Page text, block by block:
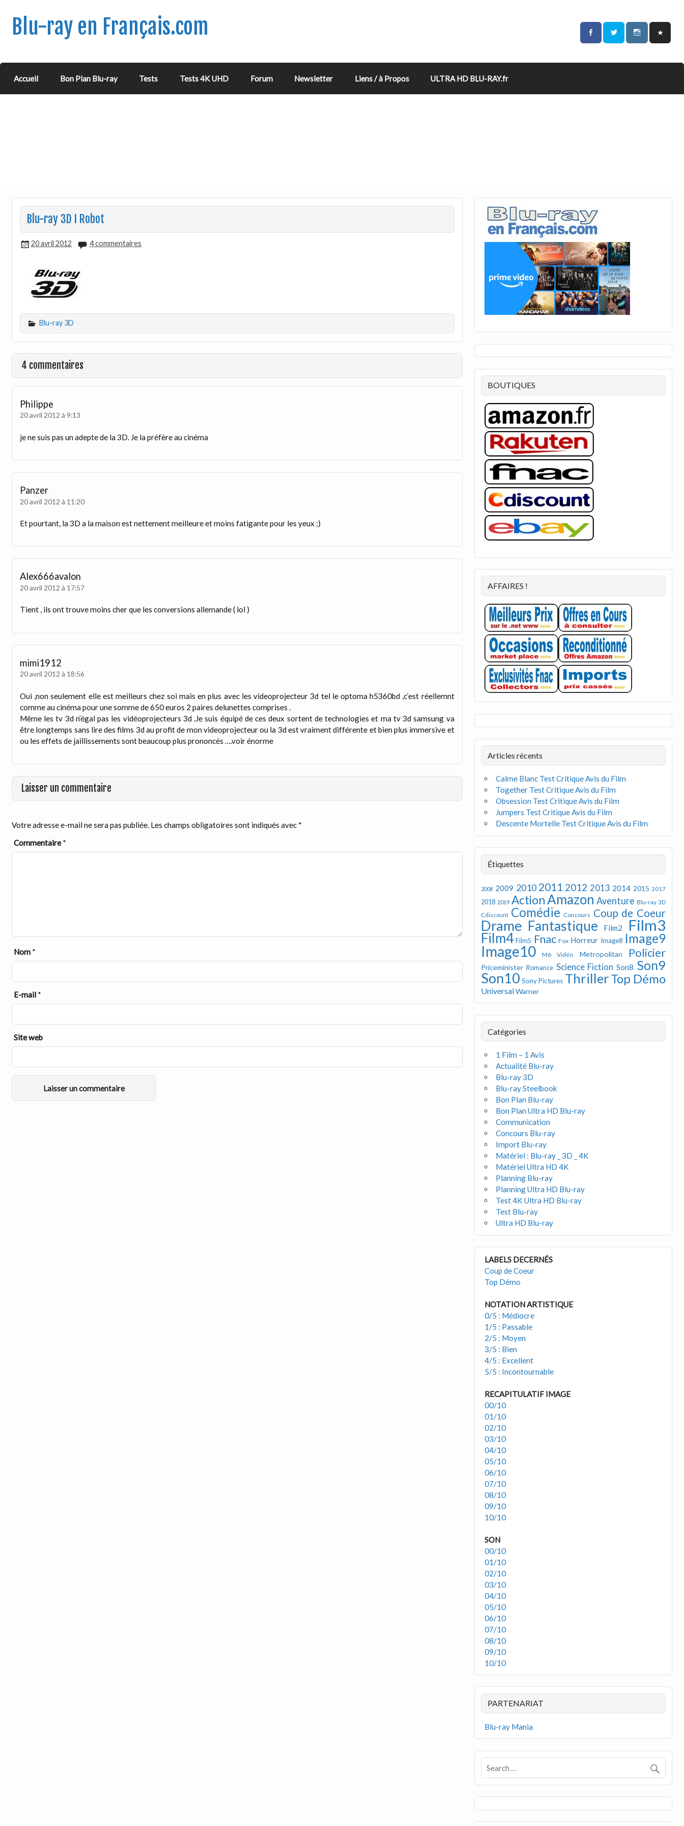
Blu-ray en Français.com
Accueil Bon Plan Blu-ray Tests Tests 4K UHD Forum Newsletter Liens / à Propos ULTRA HD BLU-RAY.fr
Blu-ray 3D I Robot
20 avril 2012 4 commentaires
Blu-ray 3D
4 commentaires
Philippe
20 avril 2012 à 9:13
je ne suis pas un adepte de la 3D. Je la préfère au cinéma
Panzer
20 avril 2012 à 11:20
Et pourtant, la 3D a la maison est nettement meilleure et moins fatigante pour les yeux ;)
Alex666avalon
20 avril 2012 à 17:57
Tient , ils ont trouve moins cher que les conversions allemande ( lol )
mimi1912
20 avril 2012 à 18:56
Oui ,non seulement elle est meilleurs chez soi mais en plus avec les videoprojecteur 3d tel le optoma h5360bd ,c’est réellemnt
comme au cinéma pour une somme de 650 euros 2 paires delunettes comprises .
Même les tv 3d n’égal pas les vidéoprojecteurs 3d .Je suis équipé de ces deux sortent de technologies et ma tv 3d samsung va
être longtemps sans lire des films 3d au profit de mon videoprojecteur ou la 3d est vraiment différente et bien plus immersive et
ou les effets de jaillissements sont beaucoup plus prononcés ….voir énorme
Laisser un commentaire
Votre adresse e-mail ne sera pas publiée. Les champs obligatoires sont indiqués avec *
Commentaire*
Nom *
E-mail *
Site web
BOUTIQUES
AFFAIRES !
Articles récents
Calme Blanc Test Critique Avis du Film
Together Test Critique Avis du Film
Obsession Test Critique Avis du Film
Jumpers Test Critique Avis du Film
Descente Mortelle Test Critique Avis du Film
Étiquettes
2008 2009 2010 2011 2012 2013 2014 2015 2017
2018 2019 ActionAmazon Aventure Blu-ray 3D
Cdiscount Comédie Concours Coup de Coeur
Drame Fantastique Film2 Film3
Film4 Film5 Fnac Fox Horreur Image8 Image9
Image10 M6 Vidéo Metropolitan Policier
Priceminister Romance Science Fiction Son8 Son9
Son10 Sony Pictures ThrillerTop Démo
UniversalWarner
Catégories
1 Film – 1 Avis
Actualité Blu-ray
Blu-ray 3D
Blu-ray Steelbook
Bon Plan Blu-ray
Bon Plan Ultra HD Blu-ray
Communication
Concours Blu-ray
Import Blu-ray
Matériel : Blu-ray _ 3D _ 4K
Matériel Ultra HD 4K
Planning Blu-ray
Planning Ultra HD Blu-ray
Test 4K Ultra HD Blu-ray
Test Blu-ray
Ultra HD Blu-ray
LABELS DECERNÉS
Coup de Coeur
Top Démo
NOTATION ARTISTIQUE
0/5 : Médiocre
1/5 : Passable
2/5 : Moyen
3/5 : Bien
4/5 : Excellent
5/5 : Incontournable
RECAPITULATIF IMAGE
00/10
01/10
02/10
03/10
04/10
05/10
06/10
07/10
08/10
09/10
10/10
SON
00/10
01/10
02/10
03/10
04/10
05/10
06/10
07/10
08/10
09/10
10/10
PARTENARIAT
Blu-ray Mania